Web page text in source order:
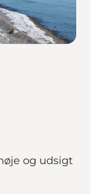
og udsigt